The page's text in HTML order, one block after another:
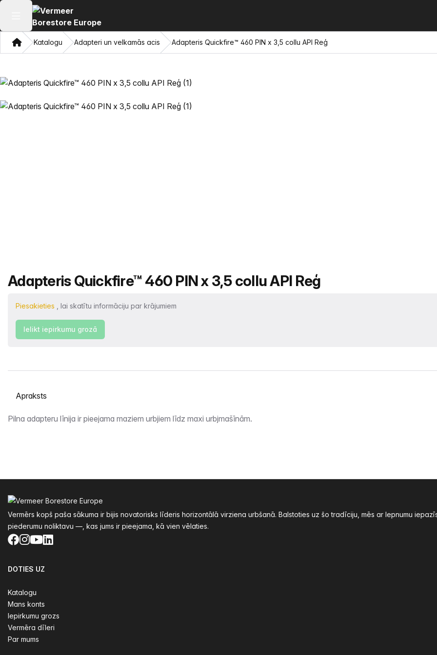
Atvērt galveno izvēlni
MājasKatalogu Adapteri un velkamās acis Adapteris Quickfire™ 460 PIN x 3,5 collu API Reģ
Produkta nosaukums
Adapteris Quickfire™ 460 PIN x 3,5 collu API Reģ
Piesakieties , lai skatītu informāciju par krājumiem
Ielikt iepirkumu grozā
Atlasiet cilni
Apraksts
Pilna adapteru līnija ir pieejama maziem urbjiem līdz maxi urbjmašīnām.
Vermērs kopš paša sākuma ir bijis novatorisks līderis horizontālā virziena urbšanā. Balstoties uz šo tradīciju, mēs ar lepnumu
piederumu noliktavu —, kas jums ir pieejama, kā vien vēlaties.
Facebook
Instagram
YouTube
LinkedIn
DOTIES UZ
Katalogu
Mans konts
Iepirkumu grozs
Vermēra dīleri
Par mums